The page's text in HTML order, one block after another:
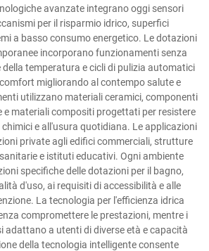
avanzate integrano oggi sensori
per il risparmio idrico, superfici
a basso consumo energetico. Le dotazioni
incorporano funzionamenti senza
temperatura e cicli di pulizia automatici
migliorando al contempo salute e
utilizzano materiali ceramici, componenti
e materiali compositi progettati per resistere
e all'usura quotidiana. Le applicazioni
private agli edifici commerciali, strutture
e istituti educativi. Ogni ambiente
specifiche delle dotazioni per il bagno,
d'uso, ai requisiti di accessibilità e alle
La tecnologia per l'efficienza idrica
compromettere le prestazioni, mentre i
adattano a utenti di diverse età e capacità
della tecnologia intelligente consente